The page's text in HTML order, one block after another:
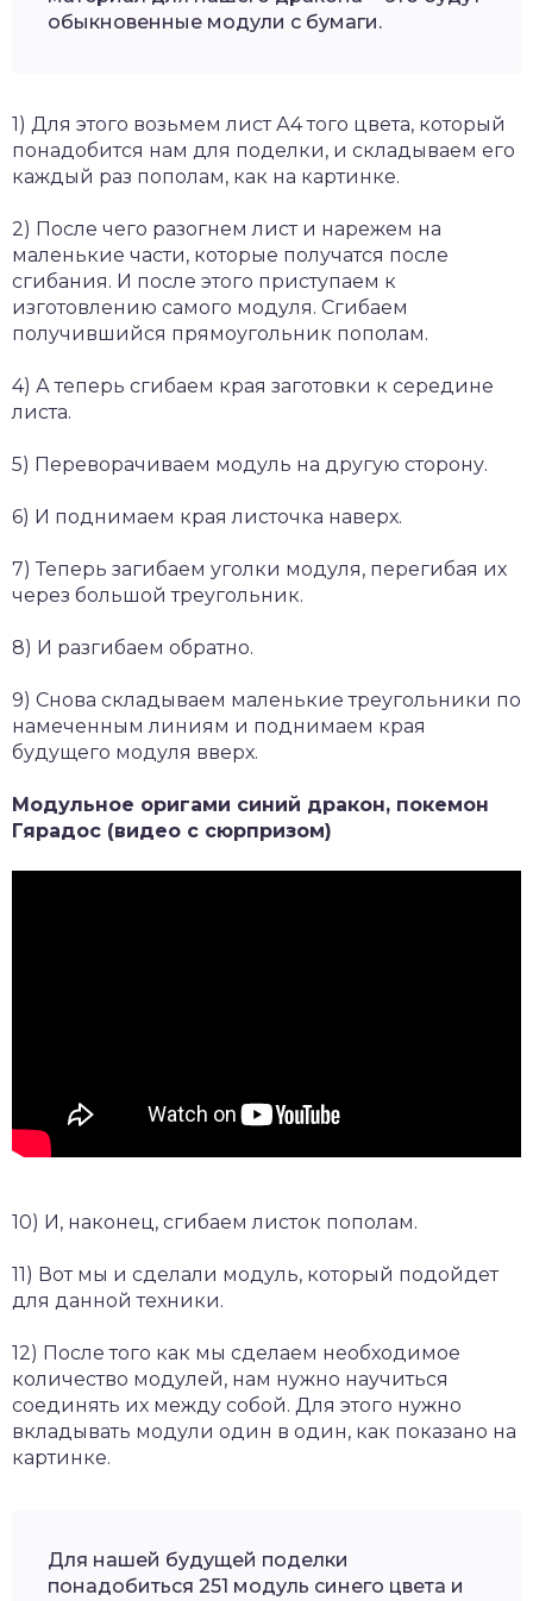
обыкновенные модули с бумаги.
1) Для этого возьмем лист А4 того цвета, который
понадобится нам для поделки, и складываем его
каждый раз пополам, как на картинке.
2) После чего разогнем лист и нарежем на
маленькие части, которые получатся после
сгибания. И после этого приступаем к
изготовлению самого модуля. Сгибаем
получившийся прямоугольник пополам.
4) А теперь сгибаем края заготовки к середине
листа.
5) Переворачиваем модуль на другую сторону.
6) И поднимаем края листочка наверх.
7) Теперь загибаем уголки модуля, перегибая их
через большой треугольник.
8) И разгибаем обратно.
9) Снова складываем маленькие треугольники по
намеченным линиям и поднимаем края
будущего модуля вверх.
Модульное оригами синий дракон, покемон
Гярадос (видео с сюрпризом)
10) И, наконец, сгибаем листок пополам.
11) Вот мы и сделали модуль, который подойдет
для данной техники.
12) После того как мы сделаем необходимое
количество модулей, нам нужно научиться
соединять их между собой. Для этого нужно
вкладывать модули один в один, как показано на
картинке.
Для нашей будущей поделки
понадобиться 251 модуль синего цвета и